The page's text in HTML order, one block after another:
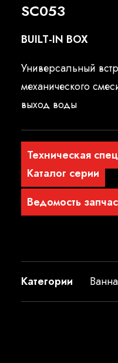
SC053
BUILT-IN BOX
Универсальный
механического
выход воды
Техническая
Каталог серии
Ведомость
Категории